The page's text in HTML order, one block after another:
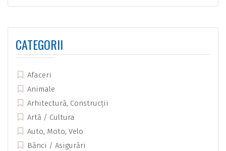
CATEGORII
Afaceri
Animale
Arhitectură, Construcții
Artă / Cultura
Auto, Moto, Velo
Bănci / Asigurări